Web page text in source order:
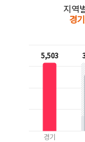
지역
경기
5,503
경기